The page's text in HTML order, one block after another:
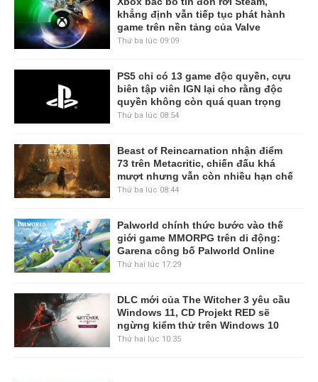
khẳng định vẫn tiếp tục phát hành
game trên nền tảng của Valve
Thứ ba lúc 09:09
PS5 chỉ có 13 game độc quyền, cựu
biên tập viên IGN lại cho rằng độc
quyền không còn quá quan trọng
Thứ ba lúc 08:54
Beast of Reincarnation nhận điểm
73 trên Metacritic, chiến đấu khá
mượt nhưng vẫn còn nhiều hạn chế
Thứ ba lúc 08:44
Palworld chính thức bước vào thế
giới game MMORPG trên di động:
Garena công bố Palworld Online
Thứ hai lúc 17:29
DLC mới của The Witcher 3 yêu cầu
Windows 11, CD Projekt RED sẽ
ngừng kiểm thử trên Windows 10
Thứ hai lúc 10:35